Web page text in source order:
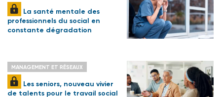
La santé mentale des
professionnels du social en
constante dégradation
MANAGEMENT ET RÉSEAUX
Les seniors, nouveau vivier
de talents pour le travail social